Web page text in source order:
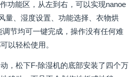
功能区，从左到右，可以实现nanoe
量、湿度设置、功能选择、衣物烘
节均可一键完成，操作没有任何难
以轻松使用。
，松下F-除湿机的底部安装了四个万